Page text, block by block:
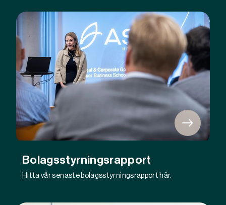
Bolagsstyrningsrapport
Hitta vår senaste bolagsstyrningsrapport här.